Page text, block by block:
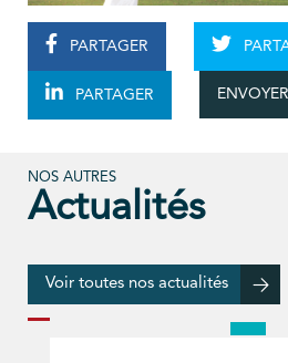
PARTAGER
PARTAGER
NOS AUTRES
Actualités
Voir toutes nos actualités